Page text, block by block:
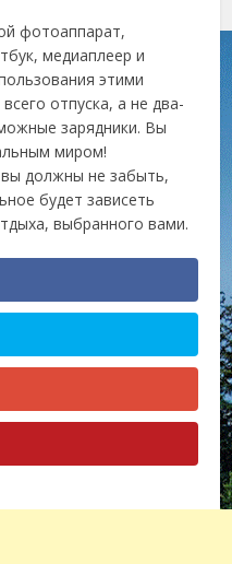
фотоаппарат,
медиаплеер и
этими
отпуска, а не два-
зарядники. Вы
миром!
должны не забыть,
будет зависеть
выбранного вами.